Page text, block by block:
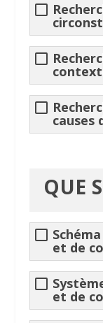
causes
QUE
et de
et de